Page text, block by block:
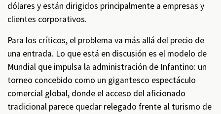
dólares y están dirigidos principalmente a empresas y
clientes corporativos.
Para los críticos, el problema va más allá del precio de
una entrada. Lo que está en discusión es el modelo de
Mundial que impulsa la administración de Infantino: un
torneo concebido como un gigantesco espectáculo
comercial global, donde el acceso del aficionado
tradicional parece quedar relegado frente al turismo de